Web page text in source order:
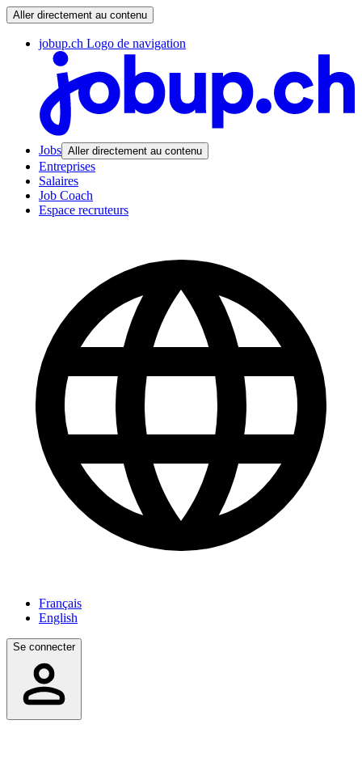
Aller directement au contenu
jobup.ch Logo de navigation
Jobs Aller directement au contenu
Entreprises
Salaires
Job Coach
Espace recruteurs
Français
English
Se connecter